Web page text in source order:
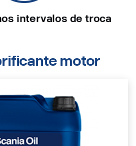
intervalos de troca
motor